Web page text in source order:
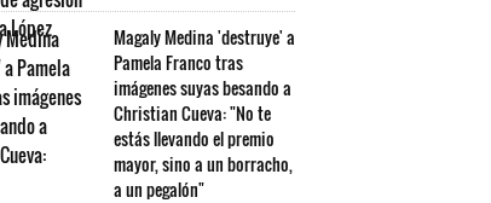
Magaly Medina 'destruye' a
Pamela Franco tras
imágenes suyas besando a
Christian Cueva: "No te
estás llevando el premio
mayor, sino a un borracho,
a un pegalón"